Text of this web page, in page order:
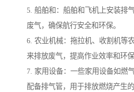
5. 船舶和：船舶和飞机上安装排
废气，确保航行安全和环保。
6. 农业机械：拖拉机、收割机等
来排放废气，提高作业效率和环保
7. 家用设备：一些家用设备如燃
配备排气管，用于排放燃烧产生